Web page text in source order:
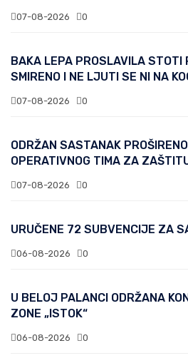
07-08-2026 0
BAKA LEPA PROSLAVILA STOTI
SMIRENO I NE LJUTI SE NI NA
07-08-2026 0
ODRŽAN SASTANAK
OPERATIVNOG TIMA ZA
07-08-2026 0
URUČENE 72 SUBVENCIJE ZA
06-08-2026 0
U BELOJ PALANCI ODRŽANA
ZONE „ISTOK“
06-08-2026 0